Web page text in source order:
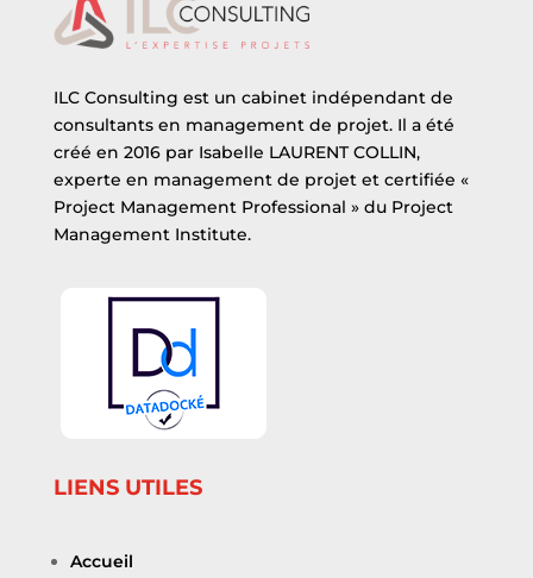
ILC Consulting est un cabinet indépendant de
consultants en management de projet. Il a été
créé en 2016 par Isabelle LAURENT COLLIN,
experte en management de projet et certifiée «
Project Management Professional » du Project
Management Institute.
LIENS UTILES
Accueil